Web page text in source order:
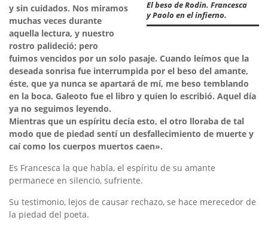
El beso de Rodin. Francesca
y Paolo en el infierno.
y sin cuidados. Nos miramos
muchas veces durante
aquella lectura, y nuestro
rostro palideció; pero
fuimos vencidos por un solo pasaje. Cuando leímos que la
deseada sonrisa fue interrumpida por el beso del amante,
éste, que ya nunca se apartará de mí, me beso temblando
en la boca. Galeoto fue el libro y quien lo escribió. Aquel día
ya no seguimos leyendo.
Mientras que un espíritu decía esto, el otro lloraba de tal
modo que de piedad sentí un desfallecimiento de muerte y
caí como los cuerpos muertos caen».
Es Francesca la que habla, el espíritu de su amante
permanece en silencio, sufriente.
Su testimonio, lejos de causar rechazo, se hace merecedor de
la piedad del poeta.